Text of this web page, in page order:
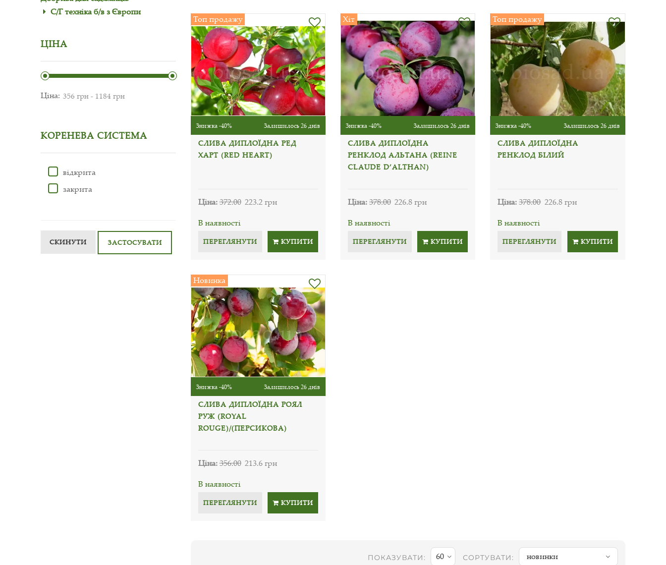
С/Г техніка б/в з Європи
ЦІНА
Ціна:
КОРЕНЕВА СИСТЕМА
відкрита
закрита
СКИНУТИ ЗАСТОСУВАТИ
Топ продажу
Знижка -40% Залишилось 26 днів
СЛИВА ДИПЛОЇДНА РЕД
ХАРТ (RED HEART)
Ціна:372.00 223.2 грн
В наявності
ПЕРЕГЛЯНУТИ КУПИТИ
Хіт
Знижка -40% Залишилось 26 днів
СЛИВА ДИПЛОЇДНА
РЕНКЛОД АЛЬТАНА (REINE
CLAUDE D’ALTHAN)
Ціна:378.00 226.8 грн
В наявності
ПЕРЕГЛЯНУТИ КУПИТИ
Топ продажу
Знижка -40% Залишилось 26 днів
СЛИВА ДИПЛОЇДНА
РЕНКЛОД БІЛИЙ
Ціна:378.00 226.8 грн
В наявності
ПЕРЕГЛЯНУТИ КУПИТИ
Новинка
Знижка -40% Залишилось 26 днів
СЛИВА ДИПЛОЇДНА РОЯЛ
РУЖ (ROYAL
ROUGE)/(ПЕРСИКОВА)
Ціна:356.00 213.6 грн
В наявності
ПЕРЕГЛЯНУТИ КУПИТИ
ПОКАЗУВАТИ: 60 СОРТУВАТИ: новинки